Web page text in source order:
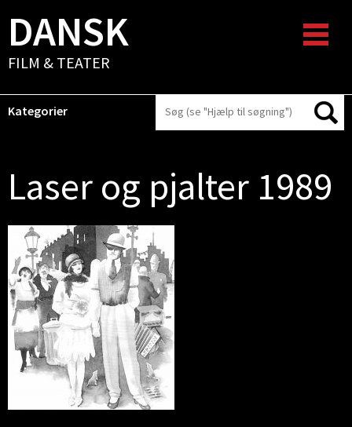
DANSK
FILM & TEATER
Kategorier
Laser og pjalter 1989